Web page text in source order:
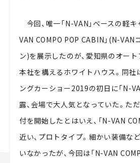
今回、唯一「N-VAN」ベースの軽
VAN COMPO POP CABIN」(N-VAN
ン)を展示したのが、愛知県のオー
本社を構えるホワイトハウス。同社
ングカーショー2019の初日に「N-
露、会場で大人気となっていた。た
付を開始したとはいえ、「N-VAN
近い、プロトタイプ。細かい装備な
いなかったが、今回は「N-VAN